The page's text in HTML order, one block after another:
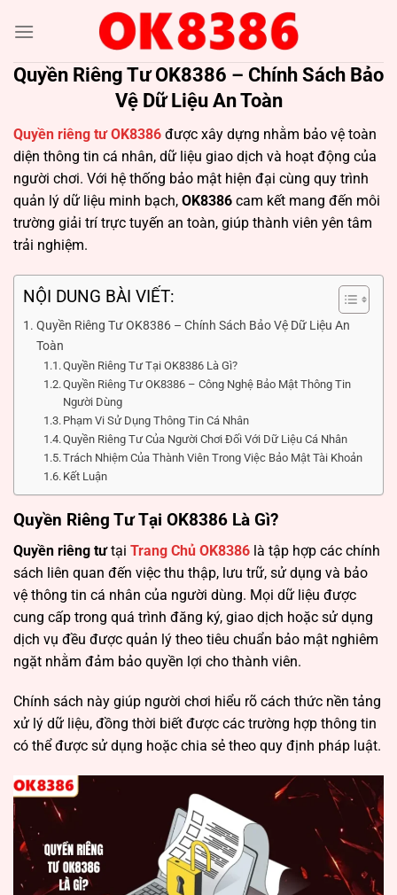
qua
dungQuyền Riêng Tư OK8386 – Chính Sách Bảo
Vệ Dữ Liệu An Toàn
Quyền riêng tư OK8386 được xây dựng nhằm bảo vệ toàn
diện thông tin cá nhân, dữ liệu giao dịch và hoạt động của
người chơi. Với hệ thống bảo mật hiện đại cùng quy trình
quản lý dữ liệu minh bạch, OK8386 cam kết mang đến môi
trường giải trí trực tuyến an toàn, giúp thành viên yên tâm
trải nghiệm.
NỘI DUNG BÀI VIẾT:
Quyền Riêng Tư OK8386 – Chính Sách Bảo Vệ Dữ Liệu An
Toàn
Quyền Riêng Tư Tại OK8386 Là Gì?
Quyền Riêng Tư OK8386 – Công Nghệ Bảo Mật Thông Tin
Người Dùng
Phạm Vi Sử Dụng Thông Tin Cá Nhân
Quyền Riêng Tư Của Người Chơi Đối Với Dữ Liệu Cá Nhân
Trách Nhiệm Của Thành Viên Trong Việc Bảo Mật Tài Khoản
Kết Luận
Quyền Riêng Tư Tại OK8386 Là Gì?
Quyền riêng tưtại Trang Chủ OK8386 là tập hợp các chính
sách liên quan đến việc thu thập, lưu trữ, sử dụng và bảo
vệ thông tin cá nhân của người dùng. Mọi dữ liệu được
cung cấp trong quá trình đăng ký, giao dịch hoặc sử dụng
dịch vụ đều được quản lý theo tiêu chuẩn bảo mật nghiêm
ngặt nhằm đảm bảo quyền lợi cho thành viên.
Chính sách này giúp người chơi hiểu rõ cách thức nền tảng
xử lý dữ liệu, đồng thời biết được các trường hợp thông tin
có thể được sử dụng hoặc chia sẻ theo quy định pháp luật.